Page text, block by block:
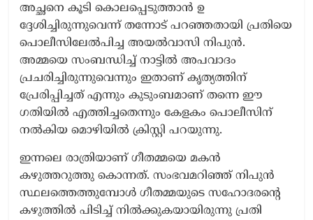
അച്ഛനെ കൂടി കൊലപ്പെടുത്താൻ ഉ​​
ദ്ദേശിച്ചിരുന്നുവെന്ന് തന്നോട് പറഞ്ഞതായി പ്രതിയെ
പൊലീസിലേൽപിച്ച അയൽവാസി നിപുൻ.
അമ്മയെ സംബന്ധിച്ച് നാട്ടിൽ അപവാദം
പ്രചരിച്ചിരുന്നുവെന്നും ഇതാണ് കൃത്യത്തിന്
പ്രേരിപ്പിച്ചത് എന്നും കുടുംബമാണ് തന്നെ ഈ
ഗതിയിൽ എത്തിച്ചതെന്നും കേളകം പൊലീസിന്
നൽകിയ മൊഴിയിൽ ക്രിസ്റ്റി പറയുന്നു.
ഇന്നലെ രാത്രിയാണ് ഗീതമ്മയെ മകൻ
കഴുത്തറുത്തു കൊന്നത്. സംഭവമറിഞ്ഞ് നിപുൻ
സ്ഥലത്തെത്തുമ്പോൾ ഗീതമ്മയുടെ സഹോദരന്റെ
കഴുത്തിൽ പിടിച്ച് നിൽക്കുകയായിരുന്നു പ്രതി